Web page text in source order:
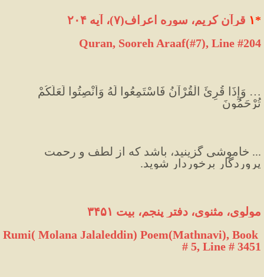
*۱ قرآن کریم، سوره اعراف(۷)، آیه ۲۰۴
Quran, Sooreh Araaf(#7), Line #204
تُرْحَمُونَ
پروردگار برخوردار شوید.
مولوی، مثنوی، دفتر پنجم، بیت ۳۴۵۱
Rumi( Molana Jalaleddin) Poem(Mathnavi), Book
# 5, Line # 3451